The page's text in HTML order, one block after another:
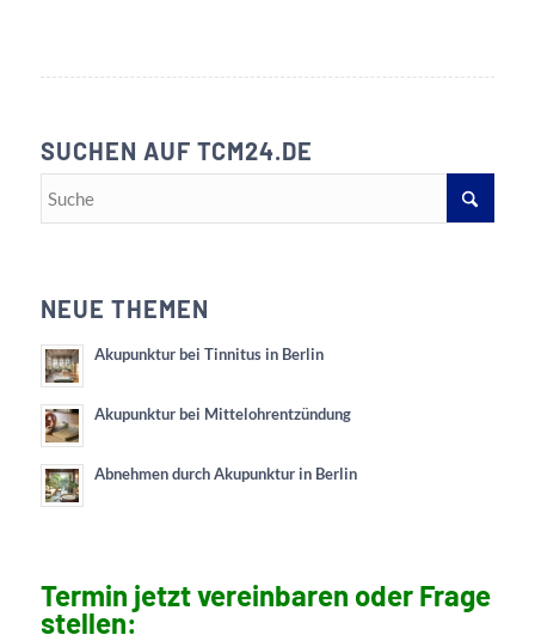
SUCHEN AUF TCM24.DE
NEUE THEMEN
Akupunktur bei Tinnitus in Berlin
Akupunktur bei Mittelohrentzündung
Abnehmen durch Akupunktur in Berlin
Termin jetzt vereinbaren oder Frage
stellen: